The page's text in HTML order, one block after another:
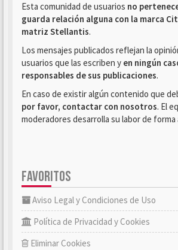
Esta comunidad de usuarios no
guarda relación alguna con la marca
matriz Stellantis.
Los mensajes publicados reflejan la
usuarios que las escriben y en ningún
responsables de sus publicaciones.
En caso de existir algún contenido que
por favor, contactar con nosotros. El
moderadores desarrolla su labor de
FAVORITOS
Aviso Legal y Condiciones de Uso
Política de Privacidad y Cookies
Eliminar Cookies